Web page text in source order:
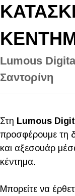
Lumous
Σαντορίνη
Στη Lumous
προσφέρουμε τη
και αξεσουάρ
κέντημα.
Μπορείτε να